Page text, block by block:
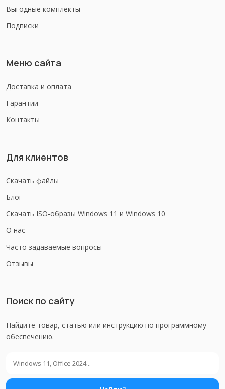
Выгодные комплекты
Подписки
Меню сайта
Доставка и оплата
Гарантии
Контакты
Для клиентов
Скачать файлы
Блог
Скачать ISO-образы Windows 11 и Windows 10
О нас
Часто задаваемые вопросы
Отзывы
Поиск по сайту
Найдите товар, статью или инструкцию по программному
обеспечению.